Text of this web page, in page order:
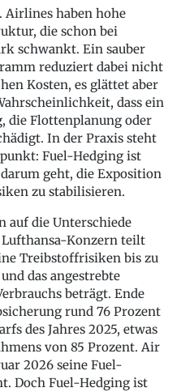
Airlines haben hohe
die schon bei
schwankt. Ein sauber
reduziert dabei nicht
Kosten, es glättet aber
dass ein
die Flottenplanung oder
In der Praxis steht
Fuel-Hedging ist
geht, die Exposition
zu stabilisieren.
auf die Unterschiede
Konzern teilt
Treibstoffrisiken bis zu
das angestrebte
beträgt. Ende
rund 76 Prozent
des Jahres 2025, etwas
von 85 Prozent. Air
2026 seine Fuel-
Doch Fuel-Hedging ist